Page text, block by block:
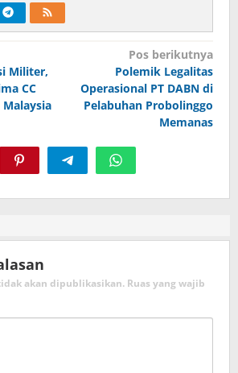
Militer,
CC
Pos berikutnya
Polemik Legalitas
Operasional PT DABN di
Pelabuhan Probolinggo
Memanas
akan dipublikasikan. Ruas yang wajib